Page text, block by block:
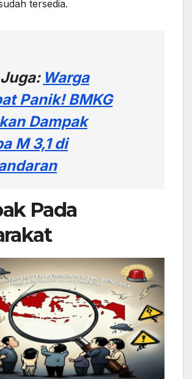
tersedia.
Warga
Panik! BMKG
Dampak
M 3,1 di
Pada